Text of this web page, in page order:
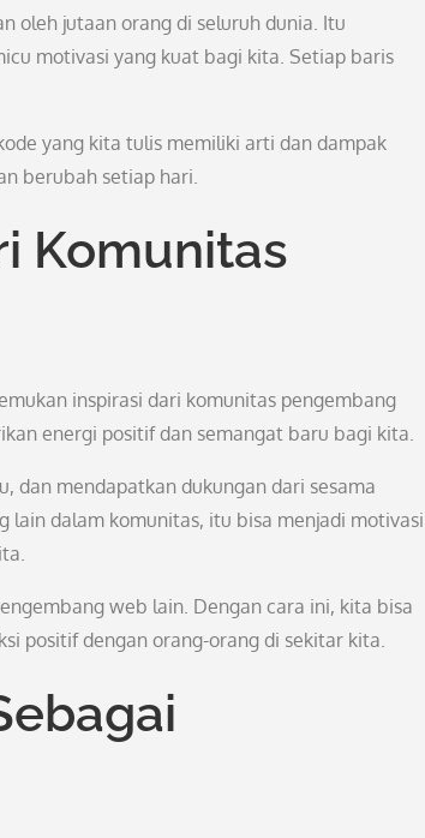
oleh jutaan orang di seluruh dunia. Itu
motivasi yang kuat bagi kita. Setiap baris
yang kita tulis memiliki arti dan dampak
berubah setiap hari.
Komunitas
inspirasi dari komunitas pengembang
energi positif dan semangat baru bagi kita.
dan mendapatkan dukungan dari sesama
lain dalam komunitas, itu bisa menjadi motivasi
web lain. Dengan cara ini, kita bisa
positif dengan orang-orang di sekitar kita.